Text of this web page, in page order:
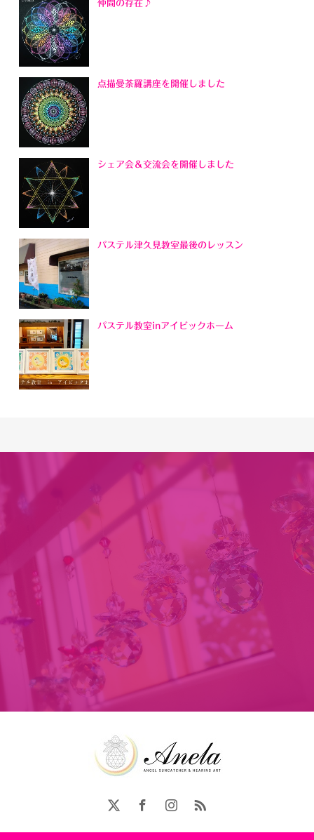
仲間の存在♪
点描曼荼羅講座を開催しました
シェア会＆交流会を開催しました
パステル津久見教室最後のレッスン
パステル教室inアイビックホーム